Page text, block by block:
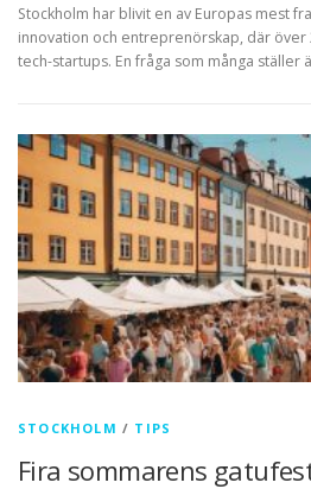
Stockholm har blivit en av Europas mest
innovation och entreprenörskap, där över
tech-startups. En fråga som många ställer
STOCKHOLM / TIPS
Fira sommarens